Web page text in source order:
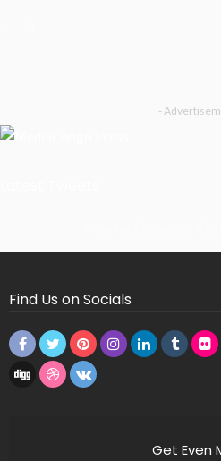
-
Find Us on Socials
Get Even